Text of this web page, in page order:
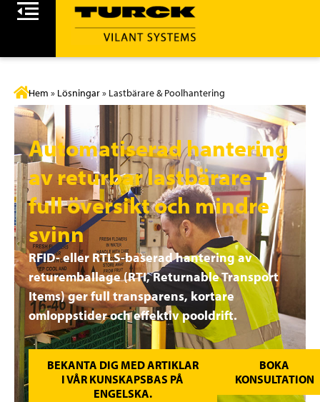
Hem » Lösningar» Lastbärare & Poolhantering
Automatiserad hantering
av returbar lastbärare –
full översikt och mindre
svinn
RFID- eller RTLS-baserad hantering av
returemballage (RTI, Returnable Transport
Items) ger full transparens, kortare
omloppstider och effektiv pooldrift.
BEKANTA DIG MED ARTIKLAR
I VÅR KUNSKAPSBAS PÅ
ENGELSKA.
BOKA
KONSULTATION